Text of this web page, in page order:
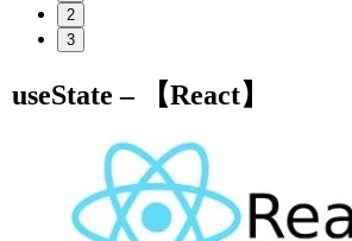
2
3
useState – 【React】